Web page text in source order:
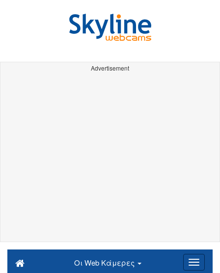
Advertisement
Οι Web Κάμερες